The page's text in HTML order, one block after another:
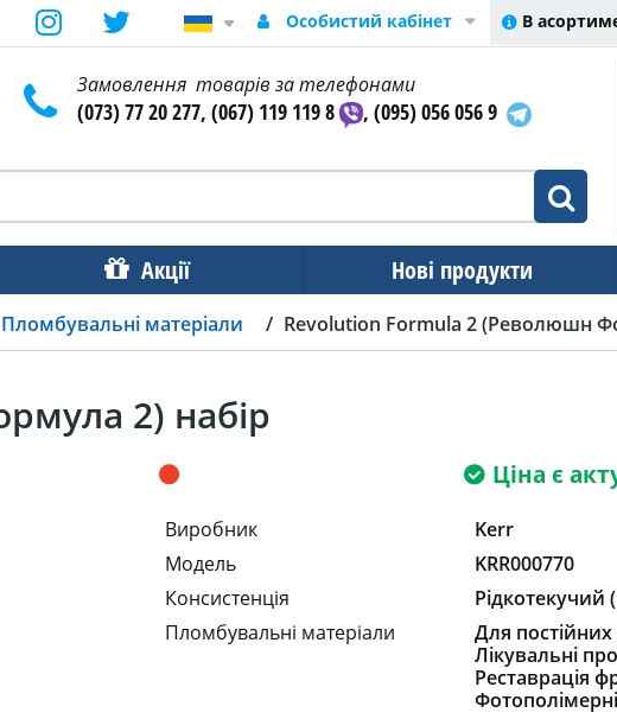
В
Особистий кабінет
Замовлення товарів за телефонами
(073) 77 20 277, (067) 119 119 8 , (095) 056 056 9
Акції Нові продукти
Пломбувальні матеріали Revolution Formula 2 (Революшн
2) набір
Ціна є
Виробник
Kerr
Модель
KRR000770
Консистенція
Рідкотекучий
Пломбувальні матеріали
Для постійних
Лікувальні
Реставрація